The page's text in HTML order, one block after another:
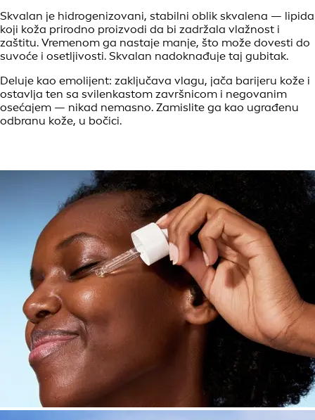
Skvalan je hidrogenizovani, stabilni oblik skvalena — lipida
koji koža prirodno proizvodi da bi zadržala vlažnost i
zaštitu. Vremenom ga nastaje manje, što može dovesti do
suvoće i osetljivosti. Skvalan nadoknađuje taj gubitak.
Deluje kao emolijent: zaključava vlagu, jača barijeru kože i
ostavlja ten sa svilenkastom završnicom i negovanim
osećajem — nikad nemasno. Zamislite ga kao ugrađenu
odbranu kože, u bočici.